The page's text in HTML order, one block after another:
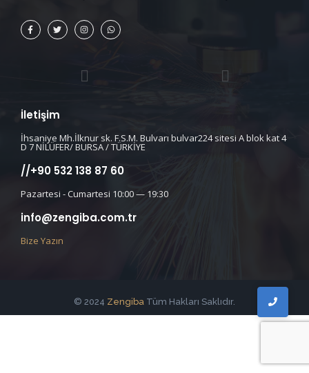
İletişim
İhsaniye Mh.İlknur sk. F.S.M. Bulvarı bulvar224 sitesi A blok kat 4
D 7 NİLÜFER/ BURSA / TÜRKİYE
//+90 532 138 87 60
Pazartesi - Cumartesi 10:00 — 19:30
info@zengiba.com.tr
Bize Yazın
© 2024 Zengiba Tüm Hakları Saklıdır.